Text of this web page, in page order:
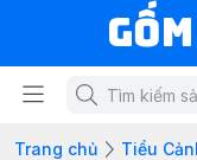
Trang chủ Tiểu